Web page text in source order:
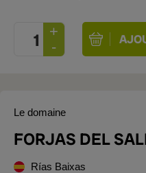
Le domaine
FORJAS DEL
Rías Baixas